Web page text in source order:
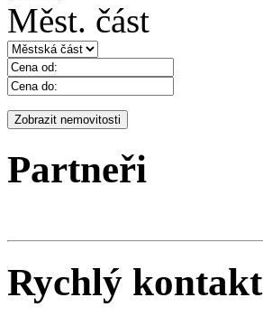
Měst. část
Partneři
Rychlý kontakt